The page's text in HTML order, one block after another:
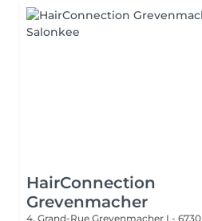
HairConnection
Grevenmacher
4, Grand-Rue Grevenmacher L- 6730